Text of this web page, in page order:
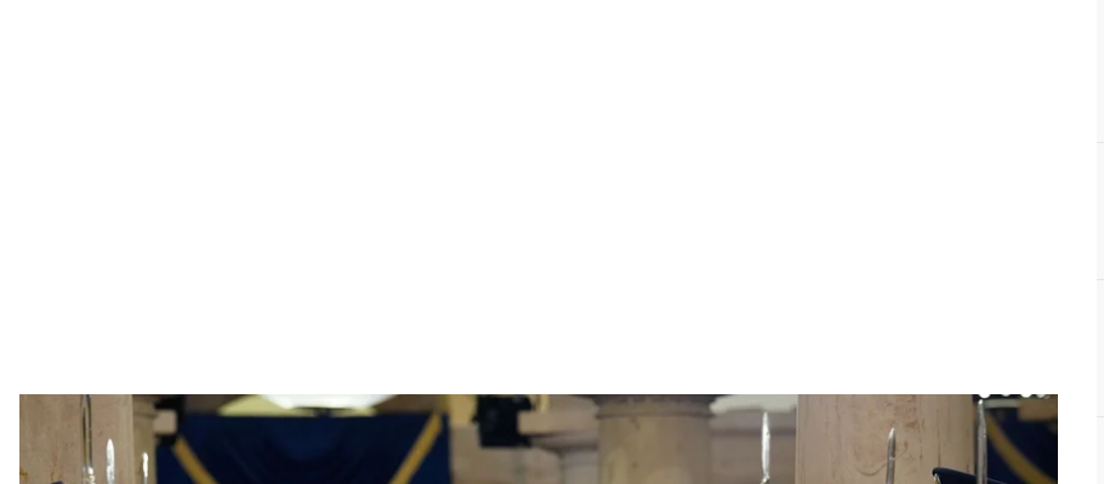
Білл і Гілларі Клінтон на інавгурації Дональда Трампа у Капітолі США, Вашингтон, 20 січня 2025 року
Melina Mara /The Washington Post via Getty Images
Конгрес США викликав Білла і Гілларі Клінтон дати свідчення в межах розслідування справи